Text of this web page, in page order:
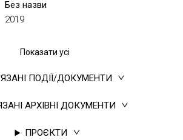
Без назви
2019
Показати усі
ПОДІЇ/ДОКУМЕНТИ
АРХІВНІ ДОКУМЕНТИ
ПРОЄКТИ